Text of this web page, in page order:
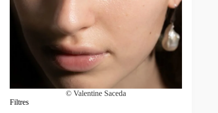
© Valentine Saceda
Filtres